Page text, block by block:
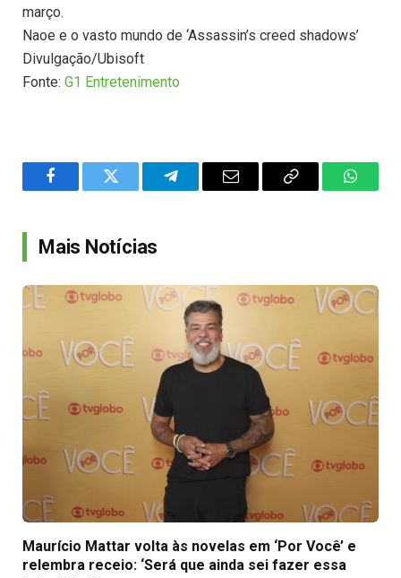
março.
Naoe e o vasto mundo de ‘Assassin’s creed shadows’
Divulgação/Ubisoft
Fonte: G1 Entretenimento
FacebookTwitter TelegramEmail
Copy
Mais Notícias
Maurício Mattar volta às novelas em ‘Por Você’ e
relembra receio: ‘Será que ainda sei fazer essa